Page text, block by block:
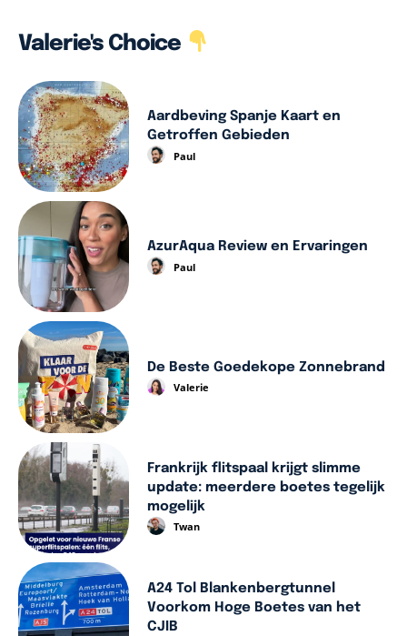
Valerie's Choice
Aardbeving Spanje Kaart en
Getroffen Gebieden
Paul
AzurAqua Review en Ervaringen
Paul
De Beste Goedekope Zonnebrand
Valerie
Frankrijk flitspaal krijgt slimme
update: meerdere boetes tegelijk
mogelijk
Twan
A24 Tol Blankenbergtunnel
Voorkom Hoge Boetes van het
CJIB